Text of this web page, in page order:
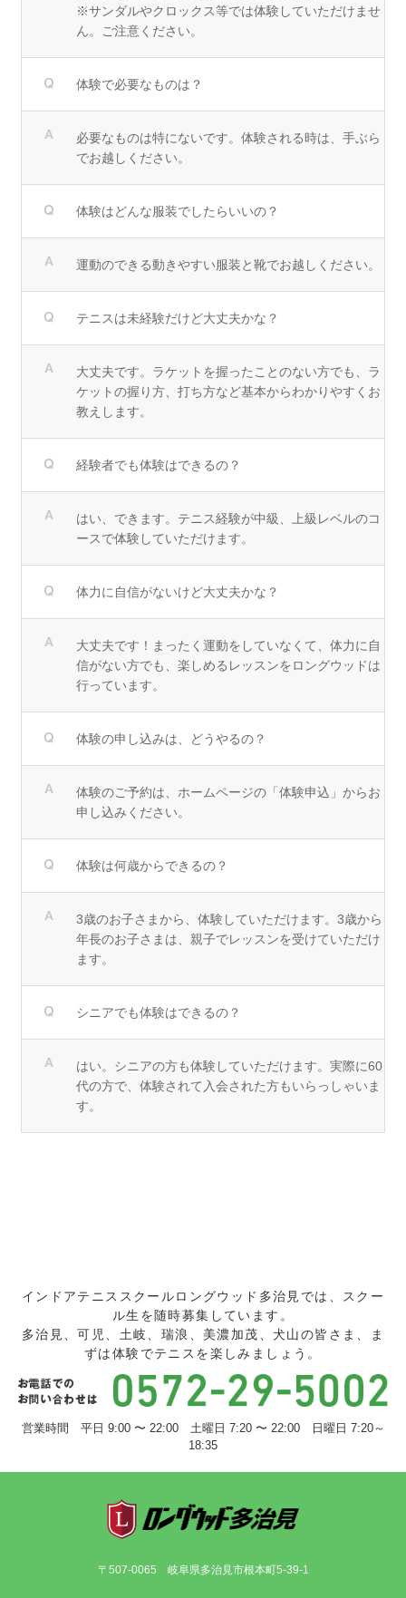
※サンダルやクロックス等では体験していただけませ
ん。ご注意ください。
体験で必要なものは？
必要なものは特にないです。体験される時は、手ぶら
でお越しください。
体験はどんな服装でしたらいいの？
運動のできる動きやすい服装と靴でお越しください。
テニスは未経験だけど大丈夫かな？
大丈夫です。ラケットを握ったことのない方でも、ラ
ケットの握り方、打ち方など基本からわかりやすくお
教えします。
経験者でも体験はできるの？
はい、できます。テニス経験が中級、上級レベルのコ
ースで体験していただけます。
体力に自信がないけど大丈夫かな？
大丈夫です！まったく運動をしていなくて、体力に自
信がない方でも、楽しめるレッスンをロングウッドは
行っています。
体験の申し込みは、どうやるの？
体験のご予約は、ホームページの「体験申込」からお
申し込みください。
体験は何歳からできるの？
3歳のお子さまから、体験していただけます。3歳から
年長のお子さまは、親子でレッスンを受けていただけ
ます。
シニアでも体験はできるの？
はい。シニアの方も体験していただけます。実際に60
代の方で、体験されて入会された方もいらっしゃいま
す。
インドアテニススクールロングウッド多治見では、スクー
ル生を随時募集しています。
多治見、可児、土岐、瑞浪、美濃加茂、犬山の皆さま、ま
ずは体験でテニスを楽しみましょう。
営業時間 平日 9:00 〜 22:00 土曜日 7:20 〜 22:00 日曜日 7:20～
18:35
〒507-0065 岐阜県多治見市根本町5-39-1